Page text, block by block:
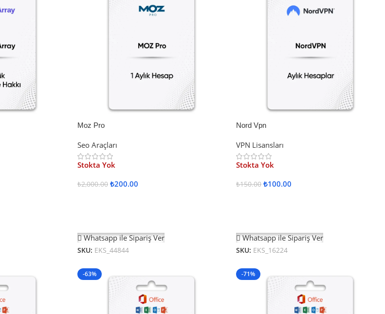
Moz Pro
Seo Araçları
Stokta Yok
₺2,000.00 ₺200.00
Whatsapp ile Sipariş Ver
SKU: EKS_44844
Nord Vpn
VPN Lisansları
Stokta Yok
₺150.00 ₺100.00
Whatsapp ile Sipariş Ver
SKU: EKS_16224
-63% -71%